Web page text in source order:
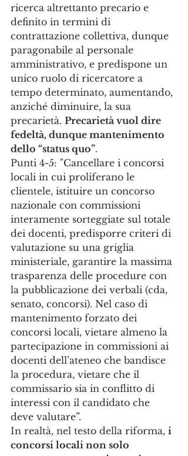
ricerca altrettanto precario e
definito in termini di
contrattazione collettiva, dunque
paragonabile al personale
amministrativo, e predispone un
unico ruolo di ricercatore a
tempo determinato, aumentando,
anziché diminuire, la sua
precarietà. Precarietà vuol dire
fedeltà, dunque mantenimento
dello “status quo”.
Punti 4-5: "Cancellare i concorsi
locali in cui proliferano le
clientele, istituire un concorso
nazionale con commissioni
interamente sorteggiate sul totale
dei docenti, predisporre criteri di
valutazione su una griglia
ministeriale, garantire la massima
trasparenza delle procedure con
la pubblicazione dei verbali (cda,
senato, concorsi). Nel caso di
mantenimento forzato dei
concorsi locali, vietare almeno la
partecipazione in commissioni ai
docenti dell’ateneo che bandisce
la procedura, vietare che il
commissario sia in conflitto di
interessi con il candidato che
deve valutare”.
In realtà, nel testo della riforma, i
concorsi locali non solo